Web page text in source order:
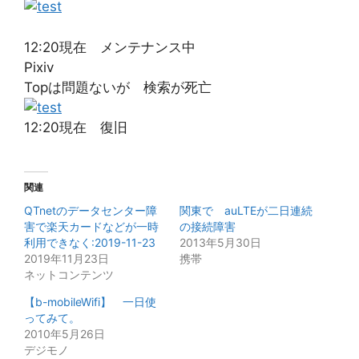
12:20現在 メンテナンス中
Pixiv
Topは問題ないが 検索が死亡
12:20現在 復旧
関連
QTnetのデータセンター障
害で楽天カードなどが一時
利用できなく:2019-11-23
2019年11月23日
ネットコンテンツ
関東で auLTEが二日連続
の接続障害
2013年5月30日
携帯
【b-mobileWifi】 一日使
ってみて。
2010年5月26日
デジモノ